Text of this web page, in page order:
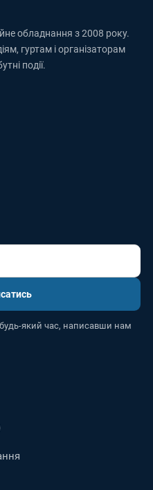
обладнання з 2008 року.
гуртам і організаторам
події.
який час, написавши нам